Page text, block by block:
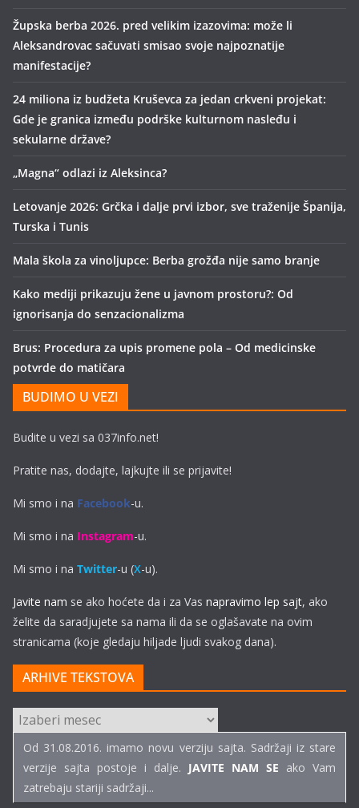
Župska berba 2026. pred velikim izazovima: može li
Aleksandrovac sačuvati smisao svoje najpoznatije
manifestacije?
24 miliona iz budžeta Kruševca za jedan crkveni projekat:
Gde je granica između podrške kulturnom nasleđu i
sekularne države?
„Magna“ odlazi iz Aleksinca?
Letovanje 2026: Grčka i dalje prvi izbor, sve traženije Španija,
Turska i Tunis
Mala škola za vinoljupce: Berba grožđa nije samo branje
Kako mediji prikazuju žene u javnom prostoru?: Od
ignorisanja do senzacionalizma
Brus: Procedura za upis promene pola – Od medicinske
potvrde do matičara
BUDIMO U VEZI
Budite u vezi sa 037info.net!
Pratite nas, dodajte, lajkujte ili se prijavite!
Mi smo i na Facebook-u.
Mi smo i na Instagram-u.
Mi smo i na Twitter-u (X-u).
Javite nam se ako hoćete da i za Vas napravimo lep sajt, ako
želite da saradjujete sa nama ili da se oglašavate na ovim
stranicama (koje gledaju hiljade ljudi svakog dana).
ARHIVE TEKSTOVA
ARHIVE
TEKSTOVA
Od 31.08.2016. imamo novu verziju sajta. Sadržaji iz stare
verzije sajta postoje i dalje. JAVITE NAM SE ako Vam
zatrebaju stariji sadržaji...